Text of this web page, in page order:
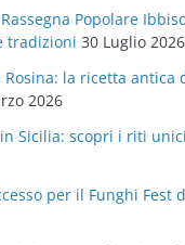
Popolare
tradizioni 30 Luglio 2026
la ricetta antica
2026
Sicilia: scopri i riti
per il Funghi Fest